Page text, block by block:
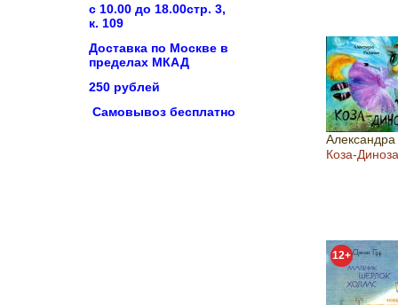
с 10.00 до 18.00стр. 3,
к. 109
Доставка по Москве в
пределах МКАД
250 рублей
Самовывоз бесплатно
Коза-Диноза
12+